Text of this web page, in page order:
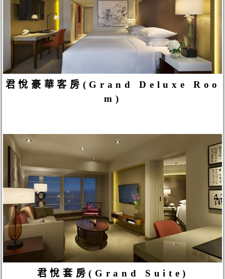
君悅豪華客房(Grand Deluxe Roo
m)
君悅套房(Grand Suite)